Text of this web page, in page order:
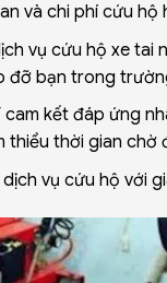
và chi phí cứu hộ
vụ cứu hộ xe tai
đỡ bạn trong
cam kết đáp ứng
thời gian
vụ cứu hộ với